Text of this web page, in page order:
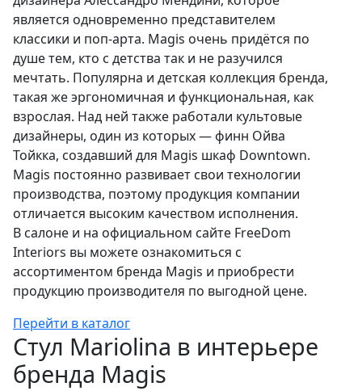
является одновременно представителем
классики и поп-арта. Magis очень придётся по
душе тем, кто с детства так и не разучился
мечтать. Популярна и детская коллекция бренда,
такая же эргономичная и функциональная, как
взрослая. Над ней также работали культовые
дизайнеры, один из которых — финн Ойва
Тойкка, создавший для Magis шкаф Downtown.
Magis постоянно развивает свои технологии
производства, поэтому продукция компании
отличается высоким качеством исполнения.
В салоне и на официальном сайте FreeDom
Interiors вы можете ознакомиться с
ассортиментом бренда Magis и приобрести
продукцию производителя по выгодной цене.
Перейти в каталог
Стул Mariolina в интерьере
бренда Magis